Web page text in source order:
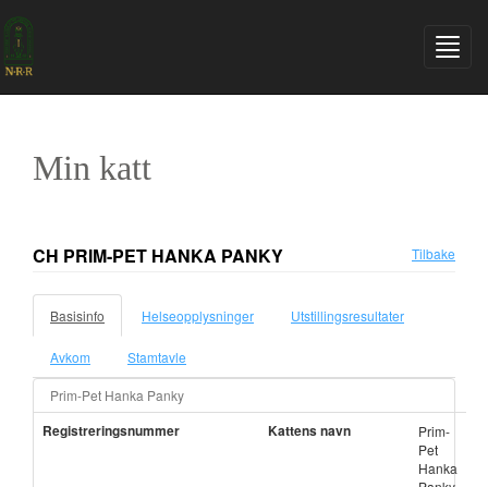
Min katt
CH PRIM-PET HANKA PANKY Tilbake
Basisinfo Helseopplysninger Utstillingsresultater
Avkom Stamtavle
Prim-Pet Hanka Panky
Registreringsnummer Kattens navn
Prim-
Pet
Hanka